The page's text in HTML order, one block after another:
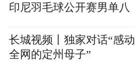
印尼羽毛球公开赛男单八
长城视频丨独家对话“感动
全网的定州母子”